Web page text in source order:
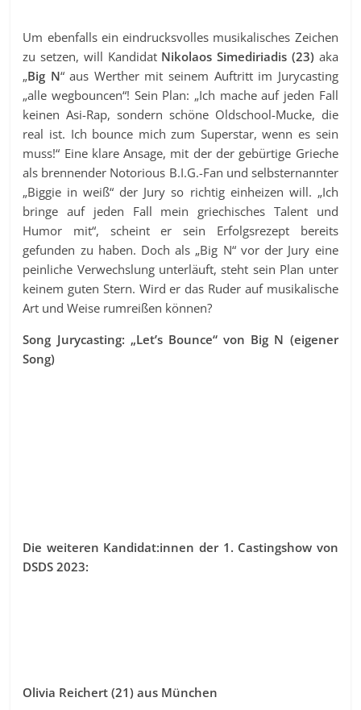
Um ebenfalls ein eindrucksvolles musikalisches Zeichen
zu setzen, will Kandidat Nikolaos Simediriadis (23)aka
„Big N“ aus Werther mit seinem Auftritt im Jurycasting
„alle wegbouncen“! Sein Plan: „Ich mache auf jeden Fall
keinen Asi-Rap, sondern schöne Oldschool-Mucke, die
real ist. Ich bounce mich zum Superstar, wenn es sein
muss!“ Eine klare Ansage, mit der der gebürtige Grieche
als brennender Notorious B.I.G.-Fan und selbsternannter
„Biggie in weiß“ der Jury so richtig einheizen will. „Ich
bringe auf jeden Fall mein griechisches Talent und
Humor mit“, scheint er sein Erfolgsrezept bereits
gefunden zu haben. Doch als „Big N“ vor der Jury eine
peinliche Verwechslung unterläuft, steht sein Plan unter
keinem guten Stern. Wird er das Ruder auf musikalische
Art und Weise rumreißen können?
Song Jurycasting: „Let’s Bounce“ von Big N (eigener
Song)
Die weiteren Kandidat:innen der 1. Castingshow von
DSDS 2023:
Olivia Reichert (21) aus München